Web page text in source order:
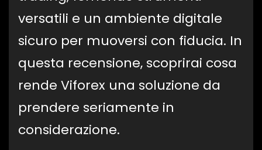
versatili e un ambiente digitale
sicuro per muoversi con fiducia. In
questa recensione, scoprirai cosa
rende Viforex una soluzione da
prendere seriamente in
considerazione.